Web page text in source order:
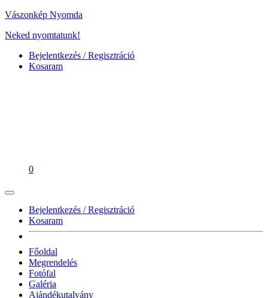
Vászonkép Nyomda
Neked nyomtatunk!
Bejelentkezés / Regisztráció
Kosaram
0
Bejelentkezés / Regisztráció
Kosaram
Főoldal
Megrendelés
Fotófal
Galéria
Ajándékutalvány